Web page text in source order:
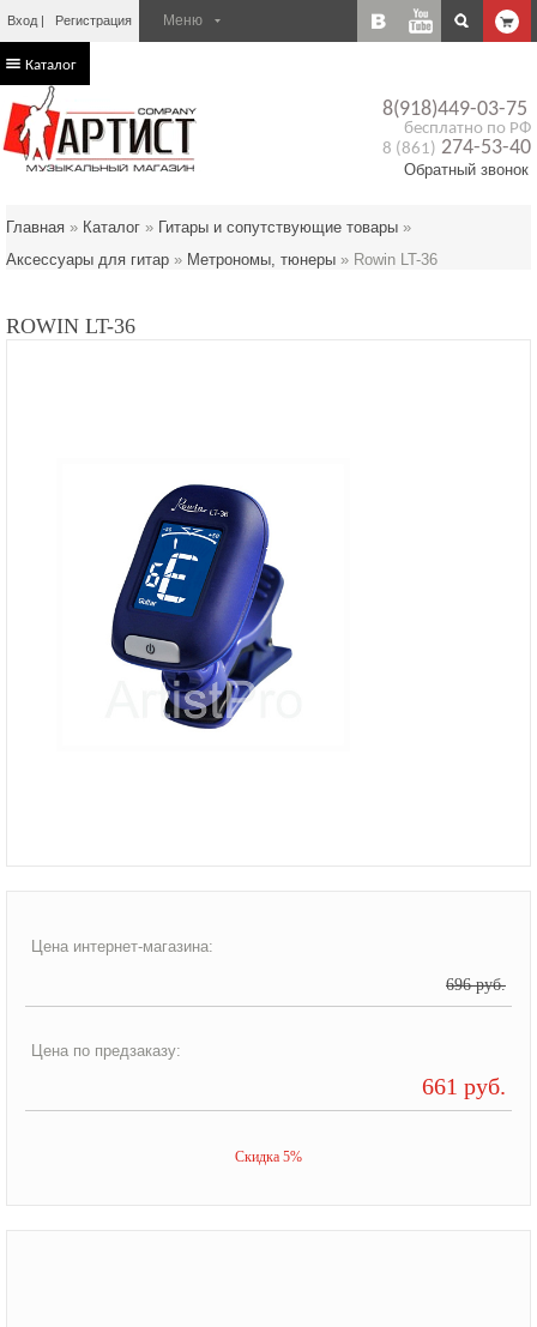
Вход Регистрация
8(918)449-03-75
бесплатно по РФ
8 (861) 274-53-40
Обратный звонок
Каталог
Главная » Каталог » Гитары и сопутствующие товары »
Аксессуары для гитар » Метрономы, тюнеры » Rowin LT-36
ROWIN LT-36
Цена интернет-магазина:
696 руб.
Цена по предзаказу:
661 руб.
Скидка 5%